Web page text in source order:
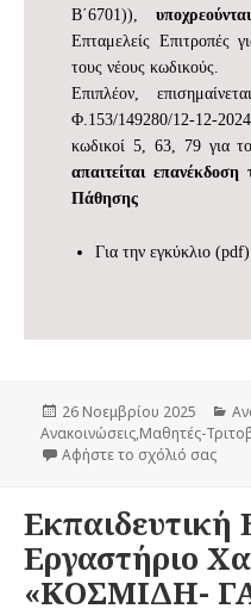
Β΄6701)),
Επταμελείς Επιτροπές
τους νέους κωδικούς.
Επιπλέον,
Φ.153/149280/12-12-
κωδικοί 5, 63, 79 για
απαιτείται
Πάθησης
Για την εγκύκλιο
Δημοσιεύτηκε
την
26 Νοεμβρίου 2025
Ανακοινώσεις,Μαθητές-
Αφήστε το σχόλιό σας
Εκπαιδευτική
Εργαστήριο
«ΚΟΣΜΙΔΗ-